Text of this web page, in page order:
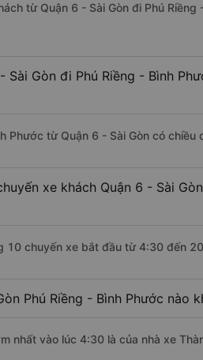
từ Quận 6 - Sài Gòn đi Phú
Sài Gòn đi Phú Riềng - Bình
Phước từ Quận 6 - Sài Gòn có chiều
xe khách Quận 6 - Sài
10 chuyến xe bắt đầu từ 4:30 đến
Phú Riềng - Bình Phước nào
nhất vào lúc 4:30 là của nhà xe